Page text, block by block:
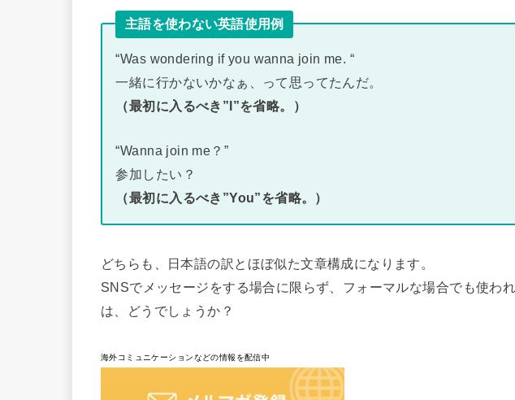
主語を使わない英語使用例
“Was wondering if you wanna join me. “
一緒に行かないかなぁ、って思ってたんだ。
（最初に入るべき”I”を省略。）
“Wanna join me？”
参加したい？
（最初に入るべき”You”を省略。）
どちらも、日本語の訳とほぼ似た文章構成になります。
SNSでメッセージをする場合に限らず、フォーマルな場合でも使わ
は、どうでしょうか？
海外コミュニケーションなどの情報を配信中